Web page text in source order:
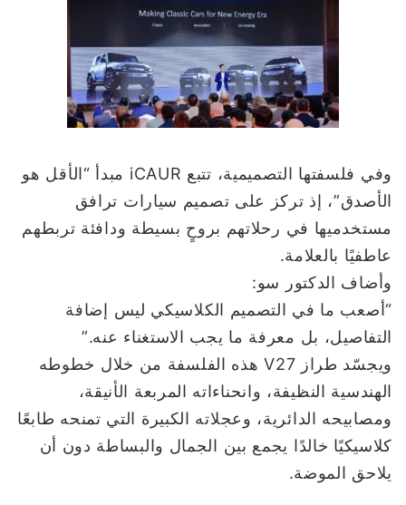
وفي فلسفتها التصميمية، تتبع iCAUR مبدأ “الأقل هو
الأصدق”، إذ تركز على تصميم سيارات ترافق
مستخدميها في رحلاتهم بروحٍ بسيطة ودافئة تربطهم
عاطفيًا بالعلامة.
وأضاف الدكتور سو:
“أصعب ما في التصميم الكلاسيكي ليس إضافة
التفاصيل، بل معرفة ما يجب الاستغناء عنه.”
ويجسّد طراز V27 هذه الفلسفة من خلال خطوطه
الهندسية النظيفة، وانحناءاته المربعة الأنيقة،
ومصابيحه الدائرية، وعجلاته الكبيرة التي تمنحه طابعًا
كلاسيكيًا خالدًا يجمع بين الجمال والبساطة دون أن
يلاحق الموضة.